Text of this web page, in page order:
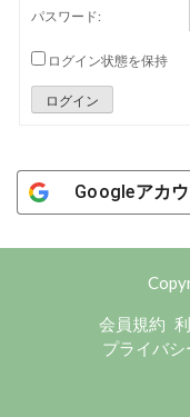
パスワード:
ログイン状態を保持
ログイン
Googleアカ
会員規約
プライバ